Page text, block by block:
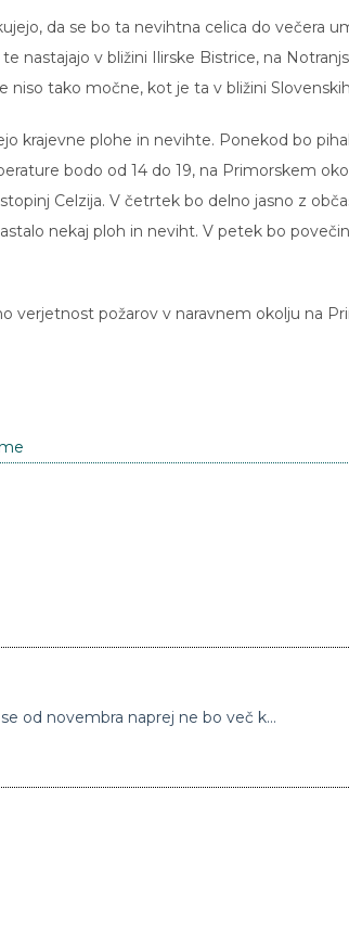
da se bo ta nevihtna celica do večera
nastajajo v bližini Ilirske Bistrice, na
niso tako močne, kot je ta v bližini
krajevne plohe in nevihte. Ponekod bo
bodo od 14 do 19, na Primorskem
Celzija. V četrtek bo delno jasno z
nekaj ploh in neviht. V petek bo
verjetnost požarov v naravnem okolju na
Končno popolna prepoved: V Avstriji se od novembra naprej ne bo več kadilo v gostinskih lokalih